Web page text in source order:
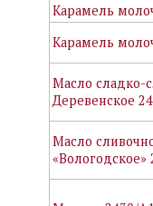
Карамель
Карамель
Масло сладко-
Деревенское
Масло
«Вологодское»